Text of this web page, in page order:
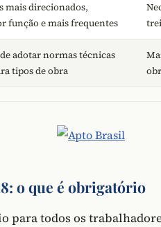
mais direcionados,
função e mais frequentes
adotar normas técnicas
tipos de obra
o que é obrigatório
para todos os